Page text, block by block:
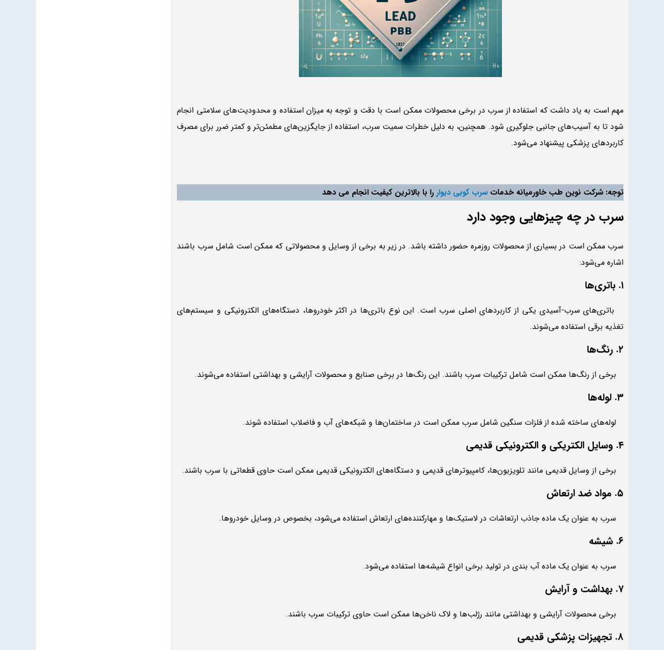
مهم است به یاد داشت که استفاده از سرب در برخی محصولات ممکن است با دقت و توجه به میزان استفاده و محدودیت‌های سلامتی انجام
شود تا به آسیب‌های جانبی جلوگیری شود. همچنین، به دلیل خطرات سمیت سرب، استفاده از جایگزین‌های مطمئن‌تر و کمتر ضرر برای مصرف
کاربردهای پزشکی پیشنهاد می‌شود.
توجه: شرکت نوین طب خاورمیانه خدمات سرب کوبی دیوار را با بالاترین کیفیت انجام می دهد
سرب در چه چیزهایی وجود دارد
سرب ممکن است در بسیاری از محصولات روزمره حضور داشته باشد. در زیر به برخی از وسایل و محصولاتی که ممکن است شامل سرب باشند
اشاره می‌شود:
۱. باتری‌ها
باتری‌های سرب-آسیدی یکی از کاربردهای اصلی سرب است. این نوع باتری‌ها در اکثر خودروها، دستگاه‌های الکترونیکی و سیستم‌های
تغذیه برقی استفاده می‌شوند.
۲. رنگ‌ها
برخی از رنگ‌ها ممکن است شامل ترکیبات سرب باشند. این رنگ‌ها در برخی صنایع و محصولات آرایشی و بهداشتی استفاده می‌شوند.
۳. لوله‌ها
لوله‌های ساخته شده از فلزات سنگین شامل سرب ممکن است در ساختمان‌ها و شبکه‌های آب و فاضلاب استفاده شوند.
۴. وسایل الکتریکی و الکترونیکی قدیمی
برخی از وسایل قدیمی مانند تلویزیون‌ها، کامپیوترهای قدیمی و دستگاه‌های الکترونیکی قدیمی ممکن است حاوی قطعاتی با سرب باشند.
۵. مواد ضد ارتعاش
سرب به عنوان یک ماده جاذب ارتعاشات در لاستیک‌ها و مهارکننده‌های ارتعاش استفاده می‌شود، بخصوص در وسایل خودروها.
۶. شیشه
سرب به عنوان یک ماده آب بندی در تولید برخی انواع شیشه‌ها استفاده می‌شود.
۷. بهداشت و آرایش
برخی محصولات آرایشی و بهداشتی مانند رژلب‌ها و لاک ناخن‌ها ممکن است حاوی ترکیبات سرب باشند.
۸. تجهیزات پزشکی قدیمی